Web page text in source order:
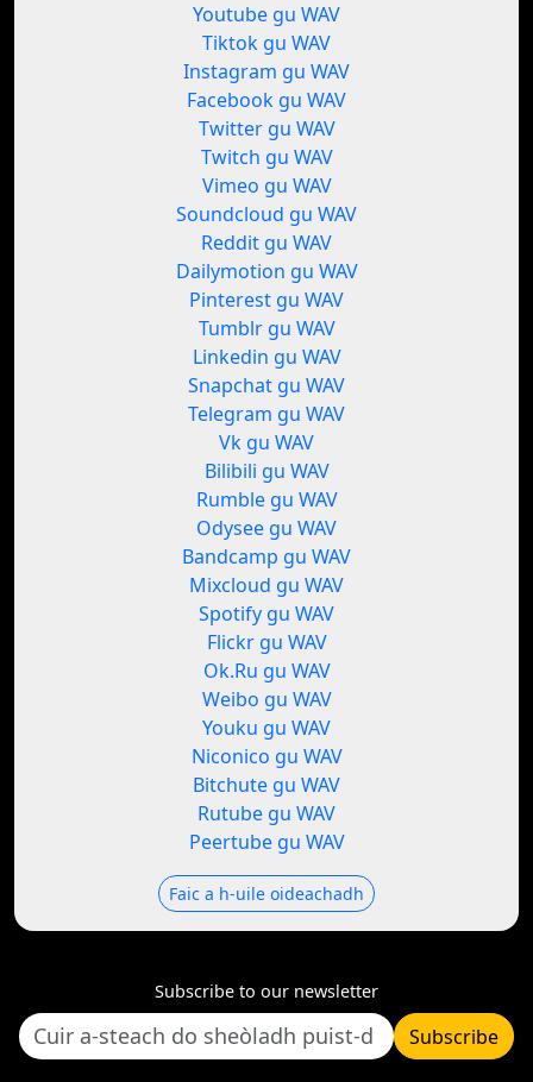
Youtube gu WAV
Tiktok gu WAV
Instagram gu WAV
Facebook gu WAV
Twitter gu WAV
Twitch gu WAV
Vimeo gu WAV
Soundcloud gu WAV
Reddit gu WAV
Dailymotion gu WAV
Pinterest gu WAV
Tumblr gu WAV
Linkedin gu WAV
Snapchat gu WAV
Telegram gu WAV
Vk gu WAV
Bilibili gu WAV
Rumble gu WAV
Odysee gu WAV
Bandcamp gu WAV
Mixcloud gu WAV
Spotify gu WAV
Flickr gu WAV
Ok.Ru gu WAV
Weibo gu WAV
Youku gu WAV
Niconico gu WAV
Bitchute gu WAV
Rutube gu WAV
Peertube gu WAV
Faic a h-uile oideachadh
Subscribe to our newsletter
Subscribe